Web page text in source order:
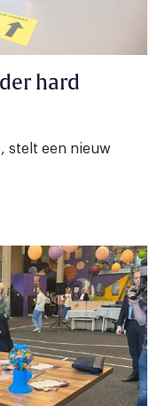
hard
stelt een nieuw